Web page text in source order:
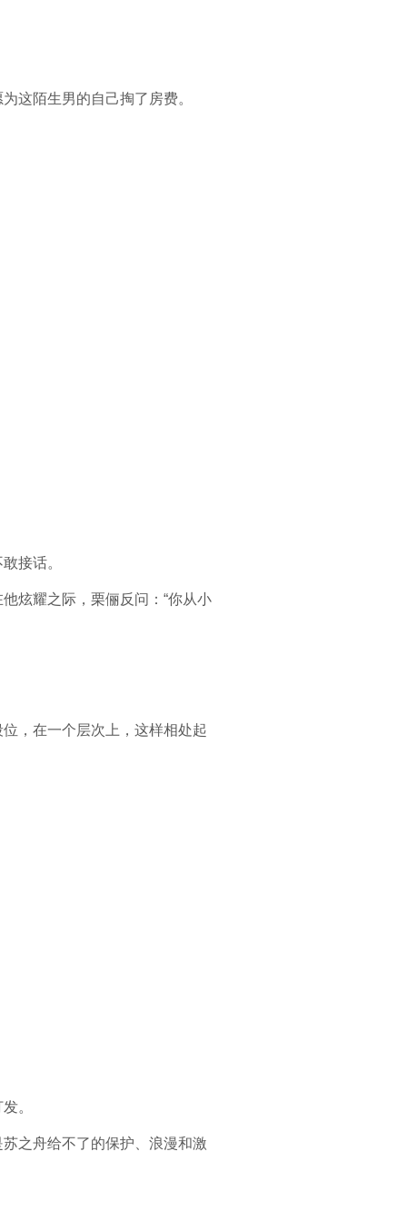
这陌生男的自己掏了房费。
接话。
炫耀之际，栗俪反问：“你从小
，在一个层次上，这样相处起
。
之舟给不了的保护、浪漫和激